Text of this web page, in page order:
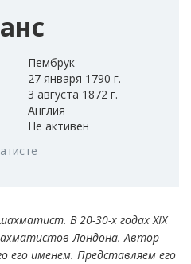
Пембрук
27 января 1790 г.
3 августа 1872 г.
Англия
Не активен
В 20-30-х годах XIX
Лондона. Автор
его именем. Представляем его